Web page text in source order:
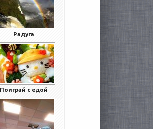
Радуга
Поиграй с едой